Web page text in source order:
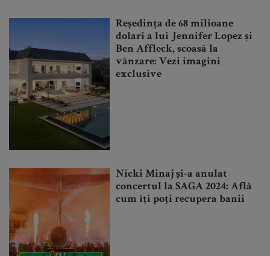
Reședința de 68 milioane
dolari a lui Jennifer Lopez și
Ben Affleck, scoasă la
vânzare: Vezi imagini
exclusive
Nicki Minaj și-a anulat
concertul la SAGA 2024: Află
cum îți poți recupera banii